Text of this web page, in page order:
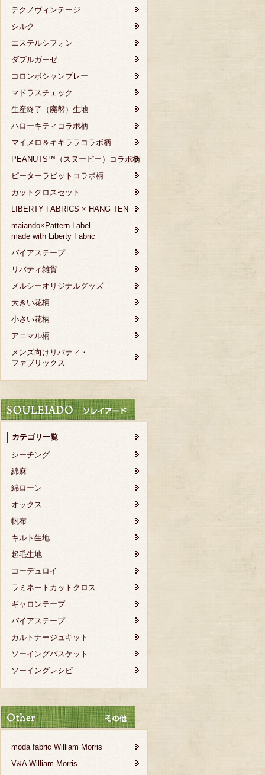
テクノヴィンテージ
シルク
エステルシフォン
ダブルガーゼ
コロンボシャンブレー
マドラスチェック
生産終了（廃盤）生地
ハローキティコラボ柄
マイメロ＆キキララコラボ柄
PEANUTS™（スヌーピー）コラボ柄
ピーターラビットコラボ柄
カットクロスセット
LIBERTY FABRICS × HANG TEN
maiando×Pattern Label
made with Liberty Fabric
バイアステープ
リバティ雑貨
メルシーオリジナルグッズ
大きい花柄
小さい花柄
アニマル柄
メンズ向けリバティ・
ファブリックス
カテゴリ一覧
シーチング
綿麻
綿ローン
オックス
帆布
キルト生地
起毛生地
コーデュロイ
ラミネートカットクロス
ギャロンテープ
バイアステープ
カルトナージュキット
ソーイングバスケット
ソーイングレシピ
moda fabric William Morris
V&A William Morris